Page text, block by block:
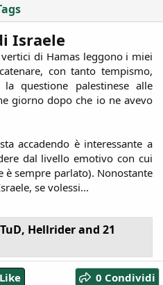
Israele
di Hamas leggono i miei
con tanto tempismo,
questione palestinese alle
giorno dopo che io ne avevo
accadendo è interessante a
dal livello emotivo con cui
è sempre parlato). Nonostante
se volessi...​
, Hellriderand 21
Like 0 Condividi